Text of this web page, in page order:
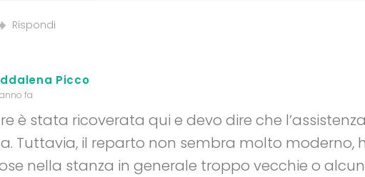
Rispondi
Picco
anno fa
è stata ricoverata qui e devo dire che
Tuttavia, il reparto non sembra molto moderno,
nella stanza in generale troppo vecchie o